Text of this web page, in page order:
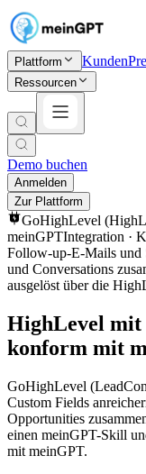
Plattform Kunden
Ressourcen
Demo buchen
Anmelden
Zur Plattform
GoHighLevel
meinGPTIntegration ·
Follow-up-E-Mails und
und Conversations
ausgelöst über die
HighLevel
konform mit
GoHighLevel
Custom Fields
Opportunities
einen meinGPT-Skill
mit meinGPT.